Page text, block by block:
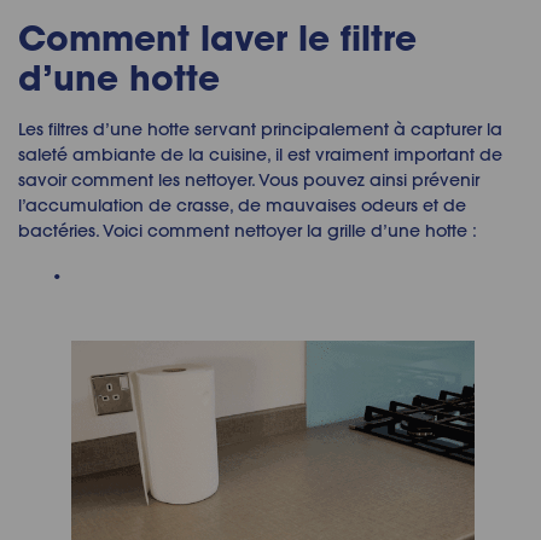
Comment laver le filtre
d’une hotte
Les filtres d’une hotte servant principalement à capturer la
saleté ambiante de la cuisine, il est vraiment important de
savoir comment les nettoyer. Vous pouvez ainsi prévenir
l’accumulation de crasse, de mauvaises odeurs et de
bactéries. Voici comment nettoyer la grille d’une hotte :